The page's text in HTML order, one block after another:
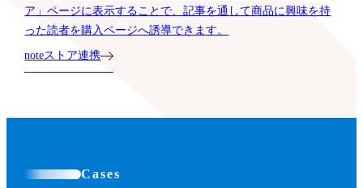
ア」ページに表示することで、記事を通して商品に興味を持
った読者を購入ページへ誘導できます。
noteストア連携
Cases